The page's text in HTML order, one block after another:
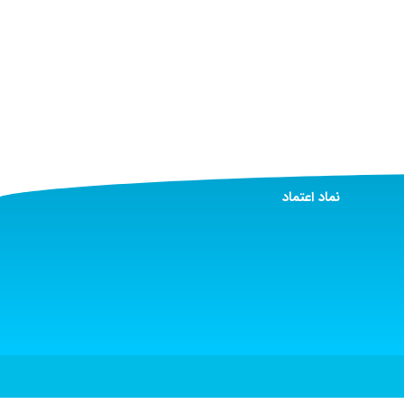
نماد اعتماد